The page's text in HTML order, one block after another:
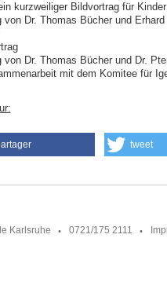
kurzweiliger Bildvortrag für Kinder
von Dr. Thomas Bücher und
von Dr. Thomas Bücher und Dr.
mit dem Komitee für
tweet
Karlsruhe 0721/175 2111